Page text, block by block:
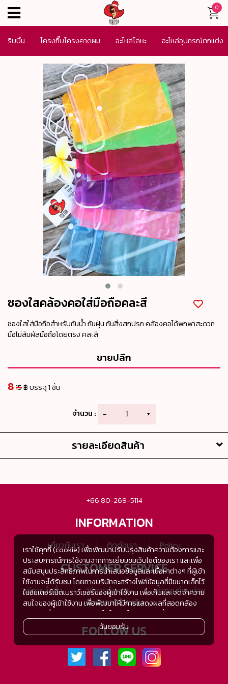
0
menu
ริบบิ้น โครงกิ๊บโครงคาดผม อะไหล่โลหะ อะไหล่อุปกรณ์ตกแต่ง
เครื่องประดับ SALE
ซองใสคล้องคอใส่มือถือคละสี
ซองใสใส่มือถือสำหรับกันน้ำ กันฝุ่น กันสิ่งสกปรก คล้องคอได้พกพาสะดวก
มือไม่สัมผัสมือถือโดยตรง คละสี
ขายปลีก
815฿ บรรจุ 1 ชิ้น
จำนวน : - +
รายละเอียดสินค้า
+66 80-269-5114
INFORMATION
เกี่ยวกับเรา ติดต่อเรา Policy
CUSTOMER SERVICE
วิธีการสั่งซื้อ วิธีการชำระเงิน
คำถามที่พบบ่อย
ยืนยันการชำระเงิน
FOLLOW US
เราใช้คุกกี้ (cookie) เพื่อพัฒนาปรับปรุงสินค้าความต้องการและ
ประสบการณ์การใช้งานจากการเยี่ยมชมเว็บไซต์ของเรา และเพื่อ
สนับสนุนประสิทธิภาพในการนำเสนอข้อมูลและเนื้อหาต่างๆ ที่ผู้เข้า
ใช้งานจะได้รับชม โดยทางบริษัทจะสร้างไฟล์ข้อมูลที่มีขนาดเล็กไว้
ในอินเตอร์เน็ตเบราว์เซอร์ของผู้เข้าใช้งาน เพื่อเก็บและจดจำความ
สนใจของผู้เข้าใช้งาน เพื่อพัฒนาให้มีการแสดงผลที่สอดคล้อง
กับความชื่นชอบและความสนใจในการใช้งาน และเพื่อพัฒนา
ประสิทธิภาพในการแสดงผลของข้อมูล รวมถึงเพื่ออำนวยความ
สะดวกในการให้บริการต่างๆ ภายในเว็บไซต์ของเรา และเมื่อผู้เข้า
ใช้งานกลับมาเยี่ยมชม หรือกลับเข้ามาใช้บริการในครั้งต่อไป แต่
การเก็บข้อมูลด้วยคุกกี้จะไม่ระบุตัวตนของผู้เข้าใช้งาน
ทั้งนี้เพื่อทำการวิเคราะห์ซึ่งอาจทำหรือให้บริการโดยบุคคลอื่นที่ให้
ฉันยอมรับ